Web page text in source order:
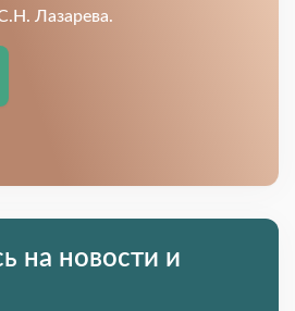
Лазарева.
на новости и